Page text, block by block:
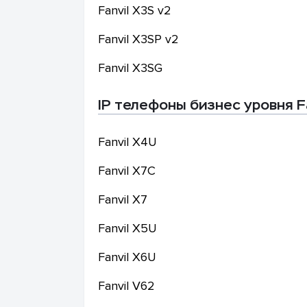
Fanvil X3S v2
Fanvil X3SP v2
Fanvil X3SG
IP телефоны бизнес уровня
Fanvil X4U
Fanvil X7C
Fanvil X7
Fanvil X5U
Fanvil X6U
Fanvil V62